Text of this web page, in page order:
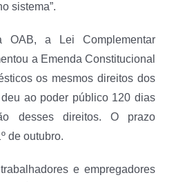
sistema”.
OAB, a Lei Complementar
a Emenda Constitucional
os mesmos direitos dos
ao poder público 120 dias
desses direitos. O prazo
de outubro.
e empregadores